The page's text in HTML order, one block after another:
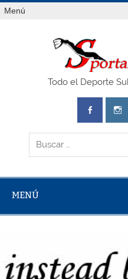
Saltar
alMenú
Todo el Deporte
MENÚ